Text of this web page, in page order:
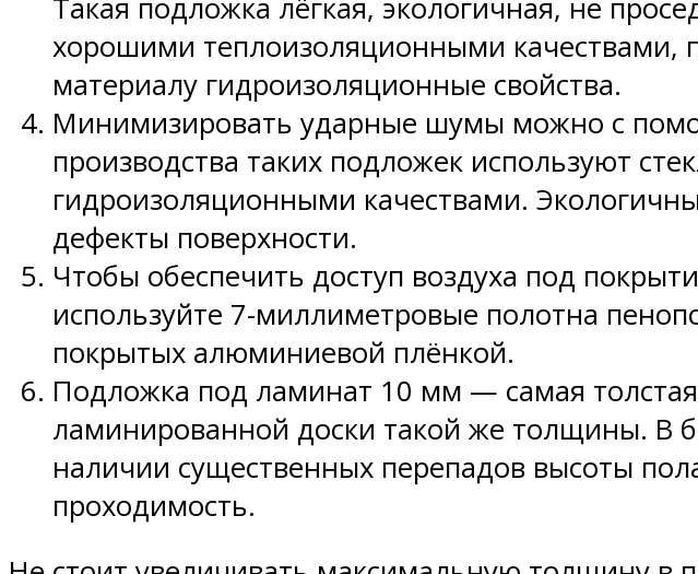
Такая подложка лёгкая, экологичная, не
хорошими теплоизоляционными качествами,
материалу гидроизоляционные свойства.
Минимизировать ударные шумы можно с
производства таких подложек используют
гидроизоляционными качествами.
дефекты поверхности.
Чтобы обеспечить доступ воздуха под
используйте 7-миллиметровые полотна
покрытых алюминиевой плёнкой.
Подложка под ламинат 10 мм — самая
ламинированной доски такой же толщины. В
наличии существенных перепадов высоты
проходимость.